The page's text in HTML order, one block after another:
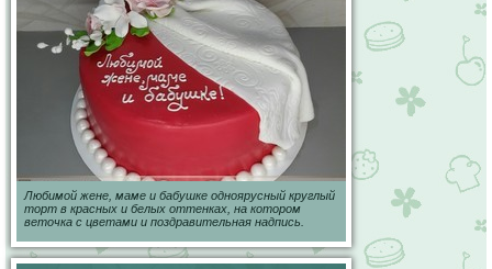
Любимой жене, маме и бабушке одноярусный круглый
торт в красных и белых оттенках, на котором
веточка с цветами и поздравительная надпись.